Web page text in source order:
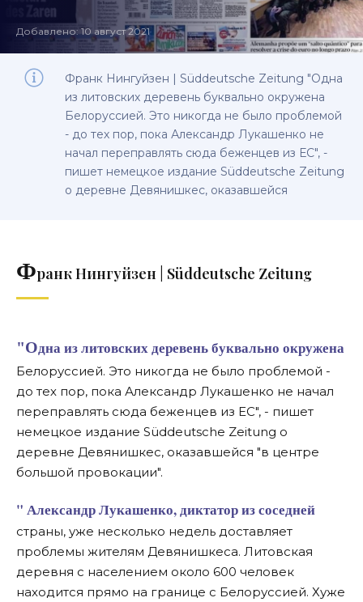
Добавлено: 10 август 2021
Франк Нингуйзен | Süddeutsche Zeitung "Одна
из литовских деревень буквально окружена
Белоруссией. Это никогда не было проблемой
- до тех пор, пока Александр Лукашенко не
начал переправлять сюда беженцев из ЕС", -
пишет немецкое издание Süddeutsche Zeitung
о деревне Девянишкес, оказавшейся
Франк Нингуйзен | Süddeutsche Zeitung
"Одна из литовских деревень буквально окружена
Белоруссией. Это никогда не было проблемой -
до тех пор, пока Александр Лукашенко не начал
переправлять сюда беженцев из ЕС", - пишет
немецкое издание Süddeutsche Zeitung о
деревне Девянишкес, оказавшейся "в центре
большой провокации".
" Александр Лукашенко, диктатор из соседней
страны, уже несколько недель доставляет
проблемы жителям Девянишкеса. Литовская
деревня с населением около 600 человек
находится прямо на границе с Белоруссией. Хуже